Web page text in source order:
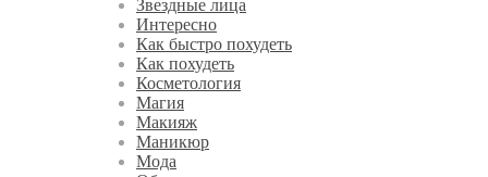
Звездные лица
Интересно
Как быстро похудеть
Как похудеть
Косметология
Магия
Макияж
Маникюр
Мода